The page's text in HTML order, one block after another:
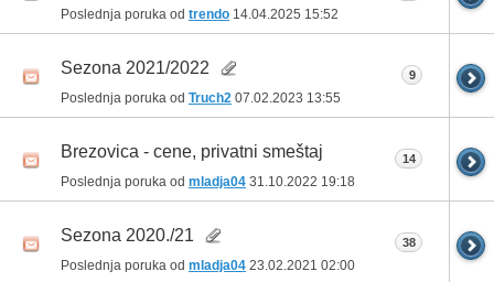
Poslednja poruka od trendo 14.04.2025 15:52
Sezona 2021/2022
Poslednja poruka od Truch2 07.02.2023 13:55
9
Brezovica - cene, privatni smeštaj
Poslednja poruka od mladja04 31.10.2022 19:18
14
Sezona 2020./21
Poslednja poruka od mladja04 23.02.2021 02:00
38